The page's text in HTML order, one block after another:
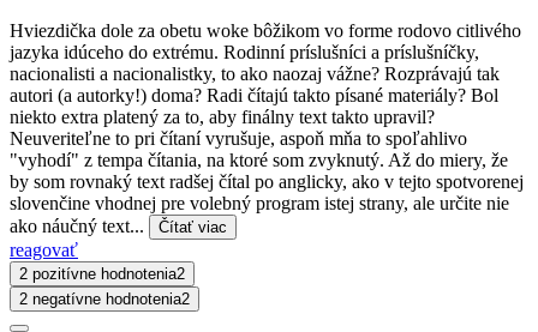
Hviezdička dole za obetu woke bôžikom vo forme rodovo citlivého
jazyka idúceho do extrému. Rodinní príslušníci a príslušníčky,
nacionalisti a nacionalistky, to ako naozaj vážne? Rozprávajú tak
autori (a autorky!) doma? Radi čítajú takto písané materiály? Bol
niekto extra platený za to, aby finálny text takto upravil?
Neuveriteľne to pri čítaní vyrušuje, aspoň mňa to spoľahlivo
"vyhodí" z tempa čítania, na ktoré som zvyknutý. Až do miery, že
by som rovnaký text radšej čítal po anglicky, ako v tejto spotvorenej
slovenčine vhodnej pre volebný program istej strany, ale určite nie
ako náučný text...
Čítať viac
reagovať
2 pozitívne hodnotenia2
2 negatívne hodnotenia2